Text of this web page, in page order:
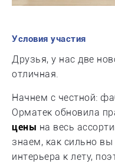
Условия участия
Друзья, у нас две
отличная.
Начнем с честной:
Орматек обновила
цены на весь
знаем, как сильно
интерьера к лету,